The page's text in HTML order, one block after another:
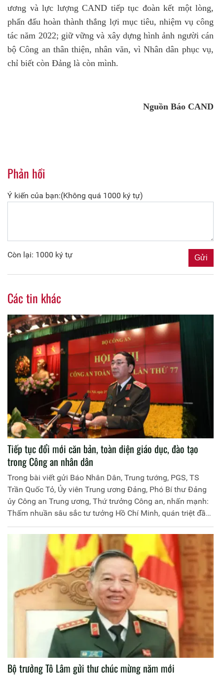
ương và lực lượng CAND tiếp tục đoàn kết một lòng,
phấn đấu hoàn thành thắng lợi mục tiêu, nhiệm vụ công
tác năm 2022; giữ vững và xây dựng hình ảnh người cán
bộ Công an thân thiện, nhân văn, vì Nhân dân phục vụ,
chỉ biết còn Đảng là còn mình.
Nguồn Báo CAND
Phản hồi
Ý kiến của bạn:(Không quá 1000 ký tự)
Còn lại: 1000 ký tự
Các tin khác
Tiếp tục đổi mới căn bản, toàn diện giáo dục, đào tạo
trong Công an nhân dân
Trong bài viết gửi Báo Nhân Dân, Trung tướng, PGS, TS
Trần Quốc Tỏ, Ủy viên Trung ương Đảng, Phó Bí thư Đảng
ủy Công an Trung ương, Thứ trưởng Công an, nhấn mạnh:
Thấm nhuần sâu sắc tư tưởng Hồ Chí Minh, quán triệt đầy
đủ, toàn diện quan điểm, chủ trương của Đảng, nhất là
trong giai đoạn đổi mới đất nước, Đảng ủy Công an Trung
ương, Bộ Công an luôn xác định giáo dục, đào tạo trong
Công an nhân dân là nhân tố căn bản, then chốt, quyết
định chất lượng nhiệm vụ xây dựng lực lượng Công an qua
các thời kỳ và tác động trực tiếp đến kết quả các mặt công
tác Công an. Trang Thông tin điện tử Học viện Chính trị
CAND xin giới thiệu nội dung bài viết này.
Bộ trưởng Tô Lâm gửi thư chúc mừng năm mới